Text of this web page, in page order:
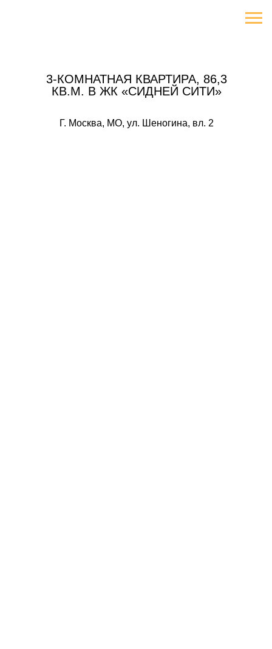
3-КОМНАТНАЯ КВАРТИРА, 86,3
КВ.М. В ЖК «СИДНЕЙ СИТИ»
Г. Москва, МО, ул. Шеногина, вл. 2